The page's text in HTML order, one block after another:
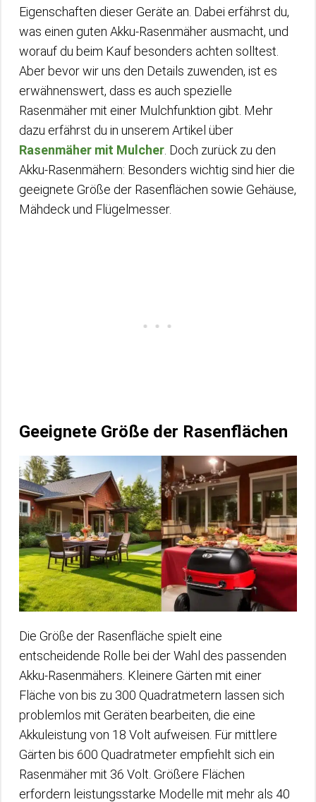
Eigenschaften dieser Geräte an. Dabei erfährst du,
was einen guten Akku-Rasenmäher ausmacht, und
worauf du beim Kauf besonders achten solltest.
Aber bevor wir uns den Details zuwenden, ist es
erwähnenswert, dass es auch spezielle
Rasenmäher mit einer Mulchfunktion gibt. Mehr
dazu erfährst du in unserem Artikel über
Rasenmäher mit Mulcher . Doch zurück zu den
Akku-Rasenmähern: Besonders wichtig sind hier die
geeignete Größe der Rasenflächen sowie Gehäuse,
Mähdeck und Flügelmesser.
Geeignete Größe der Rasenflächen
Die Größe der Rasenfläche spielt eine
entscheidende Rolle bei der Wahl des passenden
Akku-Rasenmähers. Kleinere Gärten mit einer
Fläche von bis zu 300 Quadratmetern lassen sich
problemlos mit Geräten bearbeiten, die eine
Akkuleistung von 18 Volt aufweisen. Für mittlere
Gärten bis 600 Quadratmeter empfiehlt sich ein
Rasenmäher mit 36 Volt. Größere Flächen
erfordern leistungsstarke Modelle mit mehr als 40